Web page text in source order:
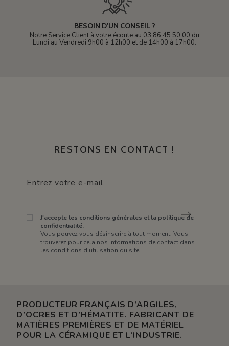
BESOIN D'UN CONSEIL ?
Notre Service Client à votre écoute au 03 86 45 50 00 du
Lundi au Vendredi 9h00 à 12h00 et de 14h00 à 17h00.
RESTONS EN CONTACT !
J'accepte les conditions générales et la politique de
confidentialité.
Vous pouvez vous désinscrire à tout moment. Vous
trouverez pour cela nos informations de contact dans
les conditions d'utilisation du site.
PRODUCTEUR FRANÇAIS D’ARGILES,
D’OCRES ET D’HÉMATITE. FABRICANT DE
MATIÈRES PREMIÈRES ET DE MATÉRIEL
POUR LA CÉRAMIQUE ET L’INDUSTRIE.